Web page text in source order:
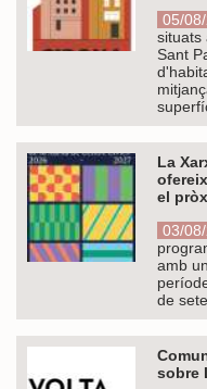
05/
situats
Sant
La
el
03/
amb
de
sobre